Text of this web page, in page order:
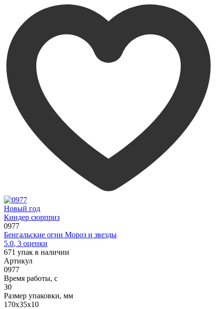
Новый год
Киндер сюрприз
0977
Бенгальские огни Мороз и звезды
5.0, 3 оценки
671 упак в наличии
Артикул
0977
Время работы, с
30
Размер упаковки, мм
170х35х10